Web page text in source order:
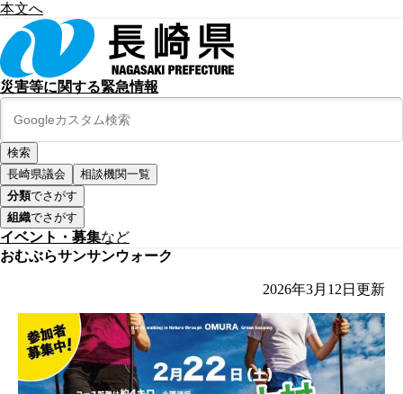
本文へ
災害等に関する緊急情報
長崎県議会
相談機関一覧
分類でさがす
組織でさがす
イベント・募集など
おむぶらサンサンウォーク
2026年3月12日 更新